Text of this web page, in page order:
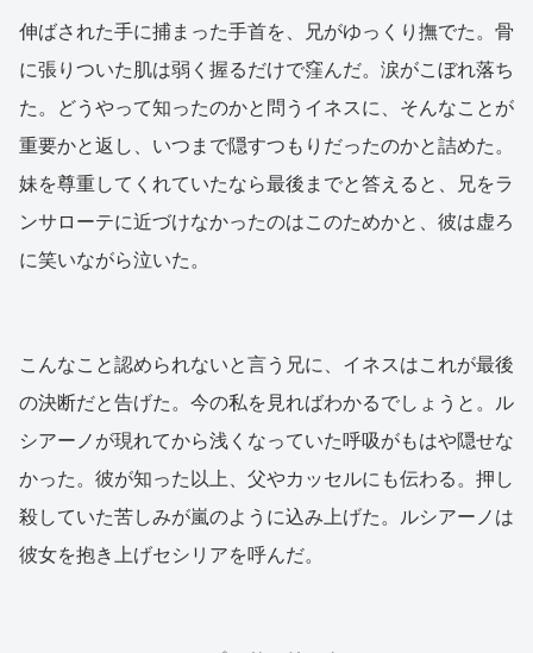
伸ばされた手に捕まった手首を、兄がゆっくり撫でた。骨
に張りついた肌は弱く握るだけで窪んだ。涙がこぼれ落ち
た。どうやって知ったのかと問うイネスに、そんなことが
重要かと返し、いつまで隠すつもりだったのかと詰めた。
妹を尊重してくれていたなら最後までと答えると、兄をラ
ンサローテに近づけなかったのはこのためかと、彼は虚ろ
に笑いながら泣いた。
こんなこと認められないと言う兄に、イネスはこれが最後
の決断だと告げた。今の私を見ればわかるでしょうと。ル
シアーノが現れてから浅くなっていた呼吸がもはや隠せな
かった。彼が知った以上、父やカッセルにも伝わる。押し
殺していた苦しみが嵐のように込み上げた。ルシアーノは
彼女を抱き上げセシリアを呼んだ。